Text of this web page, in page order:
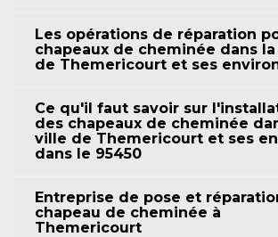
Les opérations de réparation
chapeaux de cheminée dans
de Themericourt et ses
Ce qu'il faut savoir sur
des chapeaux de cheminée
ville de Themericourt et ses
dans le 95450
Entreprise de pose et
chapeau de cheminée à
Themericourt